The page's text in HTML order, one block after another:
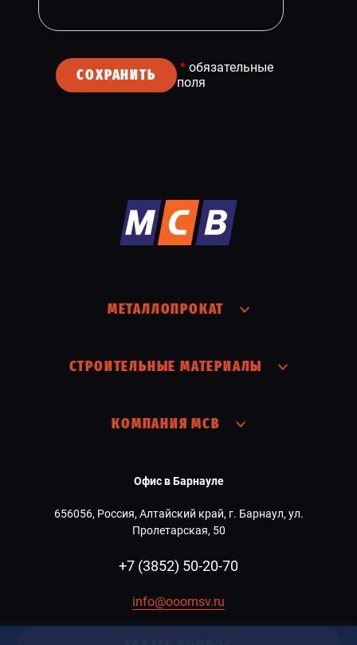
СОХРАНИТЬ * обязательные
поля
МЕТАЛЛОПРОКАТ
СТРОИТЕЛЬНЫЕ МАТЕРИАЛЫ
КОМПАНИЯ МСВ
Офис в Барнауле
656056, Россия, Алтайский край, г. Барнаул, ул.
Пролетарская, 50
+7 (3852) 50-20-70
info@ooomsv.ru